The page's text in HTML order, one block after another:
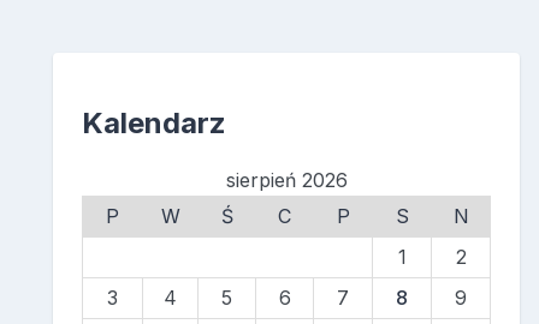
Kalendarz
sierpień 2026
P
W Ś C P S
N
1
2
3
4 5 6 7 8
9